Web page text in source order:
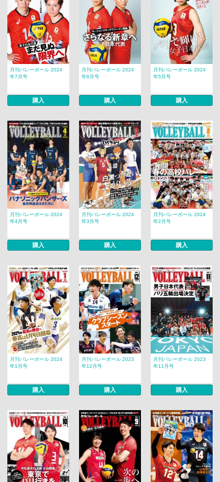
月刊バレーボール 2024
年7月号
購入
月刊バレーボール 2024
年6月号
購入
月刊バレーボール 2024
年5月号
購入
月刊バレーボール 2024
年4月号
購入
月刊バレーボール 2024
年3月号
購入
月刊バレーボール 2024
年2月号
購入
月刊バレーボール 2024
年1月号
購入
月刊バレーボール 2023
年12月号
購入
月刊バレーボール 2023
年11月号
購入